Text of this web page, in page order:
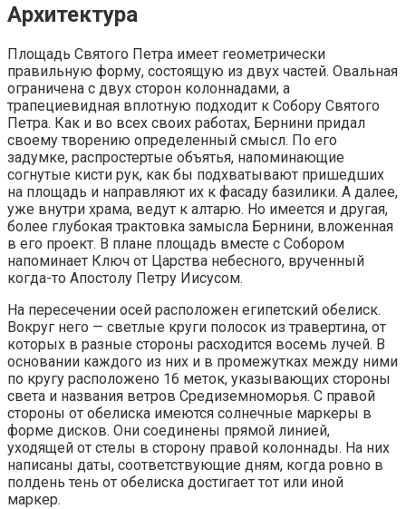
Архитектура
Площадь Святого Петра имеет геометрически
правильную форму, состоящую из двух частей. Овальная
ограничена с двух сторон колоннадами, а
трапециевидная вплотную подходит к Собору Святого
Петра. Как и во всех своих работах, Бернини придал
своему творению определенный смысл. По его
задумке, распростертые объятья, напоминающие
согнутые кисти рук, как бы подхватывают пришедших
на площадь и направляют их к фасаду базилики. А далее,
уже внутри храма, ведут к алтарю. Но имеется и другая,
более глубокая трактовка замысла Бернини, вложенная
в его проект. В плане площадь вместе с Собором
напоминает Ключ от Царства небесного, врученный
когда-то Апостолу Петру Иисусом.
На пересечении осей расположен египетский обелиск.
Вокруг него — светлые круги полосок из травертина, от
которых в разные стороны расходится восемь лучей. В
основании каждого из них и в промежутках между ними
по кругу расположено 16 меток, указывающих стороны
света и названия ветров Средиземноморья. С правой
стороны от обелиска имеются солнечные маркеры в
форме дисков. Они соединены прямой линией,
уходящей от стелы в сторону правой колоннады. На них
написаны даты, соответствующие дням, когда ровно в
полдень тень от обелиска достигает тот или иной
маркер.